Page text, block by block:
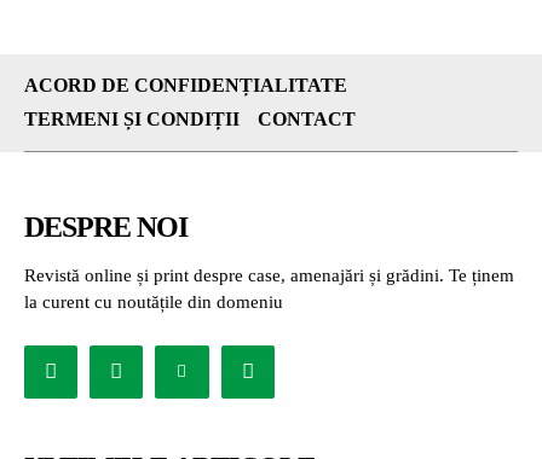
ACORD DE CONFIDENȚIALITATE
TERMENI ȘI CONDIȚII
CONTACT
DESPRE NOI
Revistă online și print despre case, amenajări și grădini. Te ținem
la curent cu noutățile din domeniu